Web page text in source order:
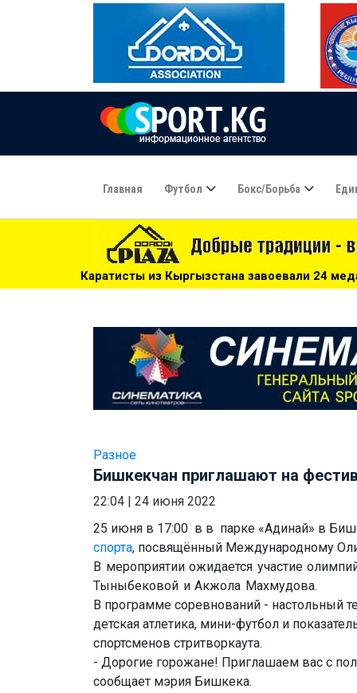
Главная Футбол Бокс/борьба
из Кыргызстана завоевали 24 медали на
Разное
Бишкекчан приглашают на
22:04
24 июня 2022
25 июня в 17:00 в в парке «Адинай» в
спорта, посвящённый Международному
В мероприятии ожидается участие
Тыныбековой и Акжола Махмудова.
В программе соревнований - настольный
детская атлетика, мини-футбол и
спортсменов стритворкаута.
- Дорогие горожане! Приглашаем вас с
сообщает мэрия Бишкека.